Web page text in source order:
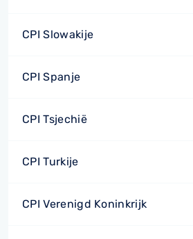
CPI Slowakije
CPI Spanje
CPI Tsjechië
CPI Turkije
CPI Verenigd Koninkrijk